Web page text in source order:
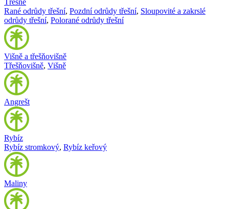
Třešně
Rané odrůdy třešní, Pozdní odrůdy třešní, Sloupovité a zakrslé
odrůdy třešní, Polorané odrůdy třešní
Višně a třešňovišně
Třešňovišně, Višně
Angrešt
Rybíz
Rybíz stromkový, Rybíz keřový
Maliny